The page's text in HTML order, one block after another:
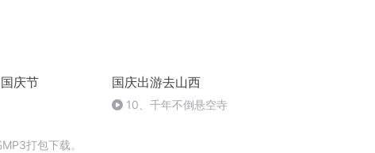
庆节 国庆出游去山西
10、千年不倒悬空寺
打包下载。